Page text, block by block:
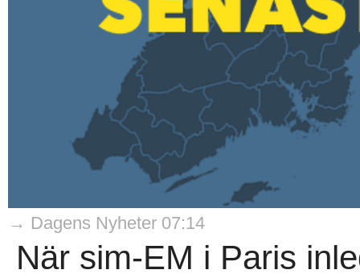
→ Dagens Nyheter 07:14
När sim-EM i Paris